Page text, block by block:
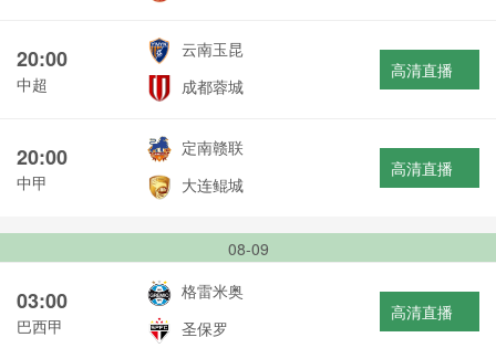
20:00
中超
云南玉昆
成都蓉城
高清直播
20:00
中甲
定南赣联
大连鲲城
高清直播
08-09
03:00
巴西甲
格雷米奥
圣保罗
高清直播